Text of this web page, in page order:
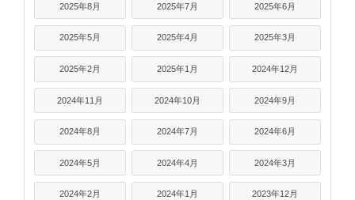
2025年8月 2025年7月 2025年6月
2025年5月 2025年4月 2025年3月
2025年2月 2025年1月 2024年12月
2024年11月 2024年10月 2024年9月
2024年8月 2024年7月 2024年6月
2024年5月 2024年4月 2024年3月
2024年2月 2024年1月 2023年12月